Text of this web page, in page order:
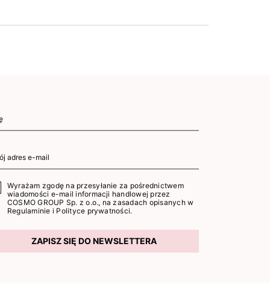
Wyrażam zgodę na przesyłanie za pośrednictwem
wiadomości e-mail informacji handlowej przez
COSMO GROUP Sp. z o.o., na zasadach opisanych w
Regulaminie i Polityce prywatności.
ZAPISZ SIĘ DO NEWSLETTERA